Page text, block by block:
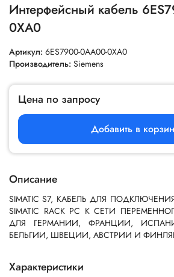
Интерфейсный кабель
0XA0
Артикул: 6ES7900-0AA00-0XA0
Производитель: Siemens
Цена по запросу
Добавить в
Описание
SIMATIC S7, КАБЕЛЬ ДЛЯ ПОДКЛЮЧЕНИЯ
SIMATIC RACK PC К СЕТИ
ДЛЯ ГЕРМАНИИ, ФРАНЦИИ,
БЕЛЬГИИ, ШВЕЦИИ, АВСТРИИ И
Характеристики